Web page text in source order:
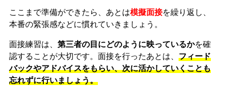
ここまで準備ができたら、あとは模擬面接を繰り返し、
本番の緊張感などに慣れていきましょう。
面接練習は、 第三者の目にどのように映っているかを確
認することが大切です。面接を行ったあとは、 フィード
バックやアドバイスをもらい、次に活かしていくことも
忘れずに行いましょう。